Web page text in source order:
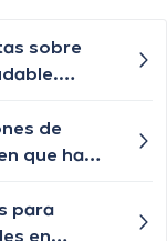
sobre
de
que ha
para
en